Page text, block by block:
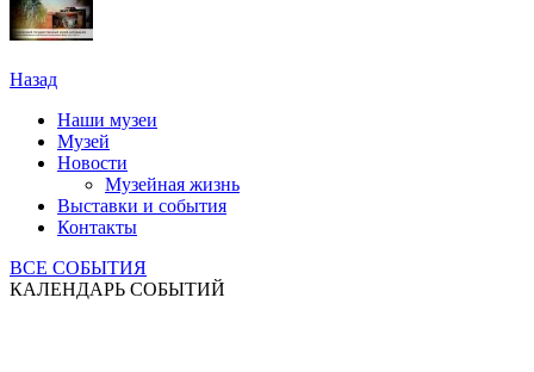
Назад
Наши музеи
Музей
Новости
Музейная жизнь
Выставки и события
Контакты
ВСЕ СОБЫТИЯ
КАЛЕНДАРЬ СОБЫТИЙ